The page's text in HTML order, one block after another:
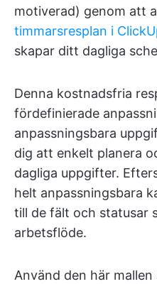
motiverad) genom att
timmarsresplan i
skapar ditt dagliga
Denna kostnadsfria
fördefinierade
anpassningsbara
dig att enkelt planera
dagliga uppgifter.
helt anpassningsbara
till de fält och statusar
arbetsflöde.
Använd den här